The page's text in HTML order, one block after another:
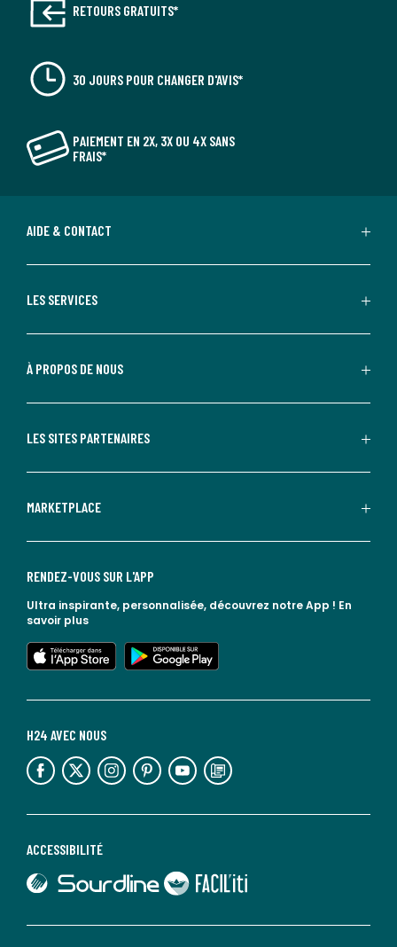
RETOURS GRATUITS*
30 JOURS POUR CHANGER D'AVIS*
PAIEMENT EN 2X, 3X OU 4X SANS
FRAIS*
AIDE & CONTACT
LES SERVICES
À PROPOS DE NOUS
LES SITES PARTENAIRES
MARKETPLACE
ACCESSIBILITÉ
lien vers Faciliti
H24 AVEC NOUS
lien vers l'espace réseaux sociaux lien vers l'espace réseaux sociaux lien vers l'espace réseaux sociaux lien vers l'espace réseaux sociaux lien vers l'espace réseaux sociaux lien vers le blog la redoute
RENDEZ-VOUS SUR L'APP
Ultra inspirante, personnalisée, découvrez notre App ! En
savoir plus
lien vers l'app store
lien vers google play